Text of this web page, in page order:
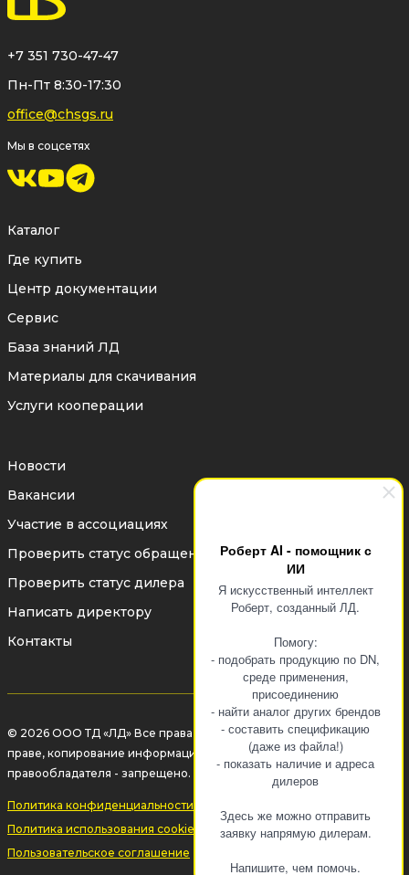
Роберт AI - помощник с
ИИ
Я искусственный интеллект
Роберт, созданный ЛД.
Помогу:
- подобрать продукцию по DN,
среде применения,
присоединению
- найти аналог других брендов
- составить спецификацию
(даже из файла!)
- показать наличие и адреса
дилеров
Здесь же можно отправить
заявку напрямую дилерам.
Напишите, чем помочь.
коррозионностойкой нержавеющей
сталиотличается высокой прочностью
и длительным сроком службы.
✅ Простота обслуживания
элементу
периодической очистки.
позволяет быстро вернуть
оборудование в эксплуатацию без
сложных ремонтных работ.
✅ Защита и прослеживаемость
антикоррозионное покрытие
обеспечивает долговременную защиту
корпуса при эксплуатации в различных
климатических условиях.
комплектуется
бумажным и электронным
. Электронный паспорт
доступен по индивидуальному QR-коду,
нанесенному на изделие.
Индивидуальная упаковка
защищает изделие при
транспортировке и хранении.
+7 351 730-47-47
Пн-Пт 8:30-17:30
office@chsgs.ru
Мы в соцсетях
Каталог
Где купить
Центр документации
Сервис
База знаний ЛД
Материалы для скачивания
Услуги кооперации
Новости
Вакансии
Участие в ассоциациях
Проверить статус обращения
Проверить статус дилера
Написать директору
Контакты
© 2026 ООО ТД «ЛД» Все права защищены законом об авторском
праве, копирование информации без разрешения
правообладателя - запрещено.
Политика конфиденциальности
Политика использования cookie-файлов
Пользовательское соглашение